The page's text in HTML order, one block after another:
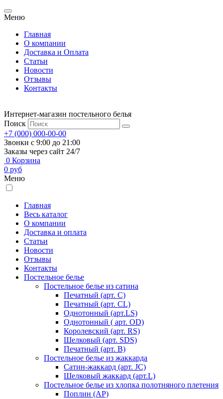
Меню
Главная
О компании
Доставка и Оплата
Статьи
Новости
Отзывы
Контакты
Интернет-магазин постельного белья
Поиск
+7 (000) 000-00-00
Звонки с 9:00 до 21:00
Заказы через сайт 24/7
0 Корзина
0 руб
Меню
Главная
Весь каталог
О компании
Доставка и оплата
Статьи
Новости
Отзывы
Контакты
Постельное белье
Постельное белье из сатина
Печатный (арт. С)
Печатный (арт. СL)
Однотонный (арт.LS)
Однотонный ( арт. OD)
Королевский (арт. RS)
Шелковый (арт. SDS)
Печатный (арт. В)
Постельное белье из жаккарда
Сатин-жаккард (арт. JC)
Шелковый жаккард (арт.L)
Постельное белье из хлопка полотняного плетения
Поплин (AP)